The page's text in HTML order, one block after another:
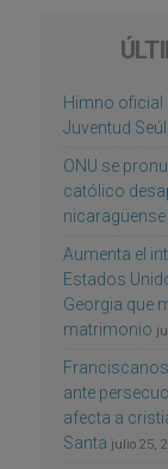
Himno oficial
Juventud
ONU se
católico
nicaragüense
Aumenta el
Estados
Georgia que
matrimonio
ante
afecta a
Santa julio 25,